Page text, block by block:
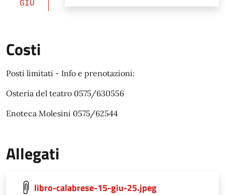
GIU
Costi
Posti limitati - Info e prenotazioni:
Osteria del teatro 0575/630556
Enoteca Molesini 0575/62544
Allegati
libro-calabrese-15-giu-25.jpeg